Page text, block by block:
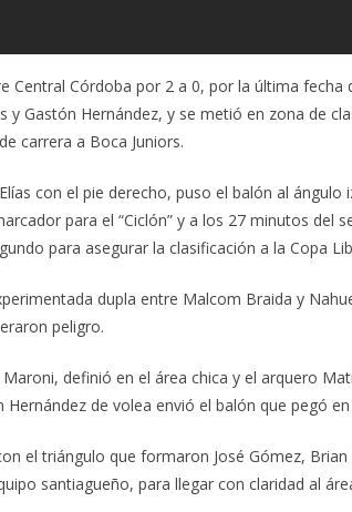
Central Córdoba por 2 a 0, por la última fecha
y Gastón Hernández, y se metió en zona de
carrera a Boca Juniors.
con el pie derecho, puso el balón al ángulo
para el “Ciclón” y a los 27 minutos del
para asegurar la clasificación a la Copa
dupla entre Malcom Braida y
peligro.
definió en el área chica y el arquero
de volea envió el balón que pegó
el triángulo que formaron José Gómez, Brian
santiagueño, para llegar con claridad al